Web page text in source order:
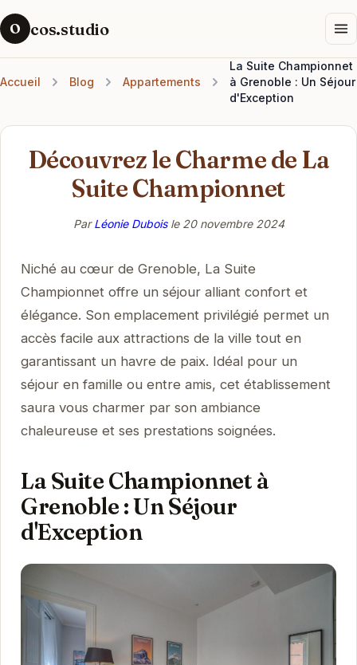
O cos.studio
Accueil Blog Appartements
La Suite Championnet
à Grenoble : Un Séjour
d'Exception
Découvrez le Charme de La
Suite Championnet
ParLéonie Duboisle 20 novembre 2024
Niché au cœur de Grenoble, La Suite
Championnet offre un séjour alliant confort et
élégance. Son emplacement privilégié permet un
accès facile aux attractions de la ville tout en
garantissant un havre de paix. Idéal pour un
séjour en famille ou entre amis, cet établissement
saura vous charmer par son ambiance
chaleureuse et ses prestations soignées.
La Suite Championnet à
Grenoble : Un Séjour
d'Exception